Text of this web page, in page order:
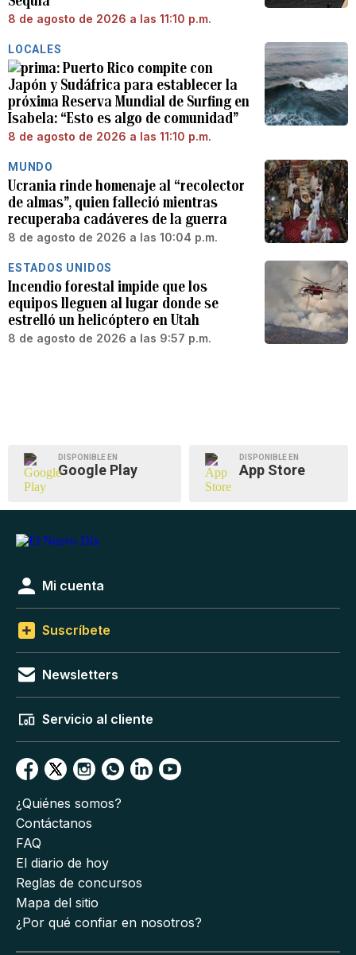
8 de agosto de 2026 a las 11:10 p.m.
LOCALES
Puerto Rico compite con
Japón y Sudáfrica para establecer la
próxima Reserva Mundial de Surfing en
Isabela: “Esto es algo de comunidad”
8 de agosto de 2026 a las 11:10 p.m.
MUNDO
Ucrania rinde homenaje al “recolector
de almas”, quien falleció mientras
recuperaba cadáveres de la guerra
8 de agosto de 2026 a las 10:04 p.m.
ESTADOS UNIDOS
Incendio forestal impide que los
equipos lleguen al lugar donde se
estrelló un helicóptero en Utah
8 de agosto de 2026 a las 9:57 p.m.
DISPONIBLE EN
Google Play
DISPONIBLE EN
App Store
Mi cuenta
Suscríbete
Newsletters
Servicio al cliente
¿Quiénes somos?
Contáctanos
FAQ
El diario de hoy
Reglas de concursos
Mapa del sitio
¿Por qué confiar en nosotros?